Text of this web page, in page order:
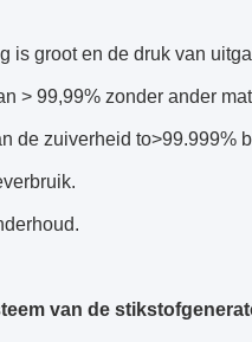
is groot en de druk van
> 99,99% zonder ander
de zuiverheid to>99.999%
van de